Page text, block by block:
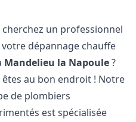
cherchez un professionnel
dépannage chauffe
Mandelieu la Napoule?
êtes au bon endroit ! Notre
de plombiers
est spécialisée